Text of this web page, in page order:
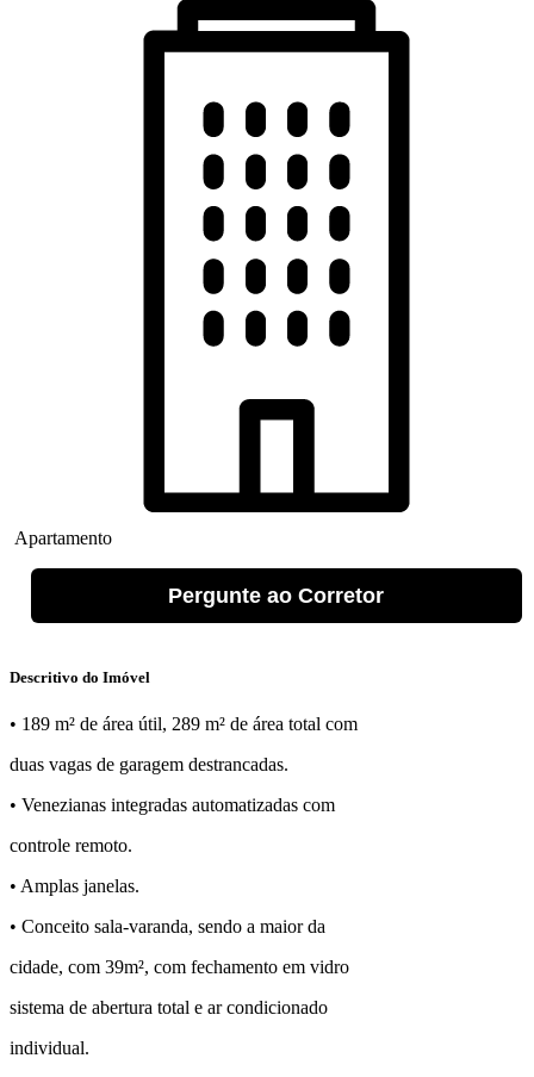
Apartamento
Pergunte ao Corretor
Descritivo do Imóvel
• 189 m² de área útil, 289 m² de área total com
duas vagas de garagem destrancadas.
• Venezianas integradas automatizadas com
controle remoto.
• Amplas janelas.
• Conceito sala-varanda, sendo a maior da
cidade, com 39m², com fechamento em vidro
sistema de abertura total e ar condicionado
individual.